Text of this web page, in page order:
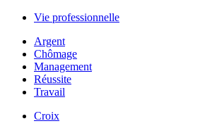
Vie professionnelle
Argent
Chômage
Management
Réussite
Travail
Croix